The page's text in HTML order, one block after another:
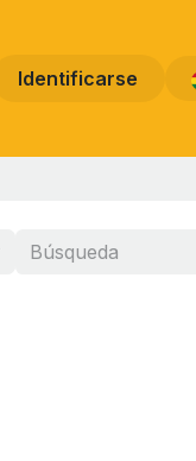
Identificarse